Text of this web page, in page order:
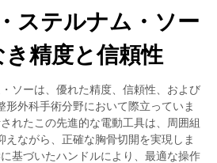
ステルナム・ソー
精度と信頼性
ソーは、優れた精度、信頼性、および
形外科手術分野において際立っていま
れたこの先進的な電動工具は、周囲組
えながら、正確な胸骨切開を実現しま
基づいたハンドルにより、最適な操作